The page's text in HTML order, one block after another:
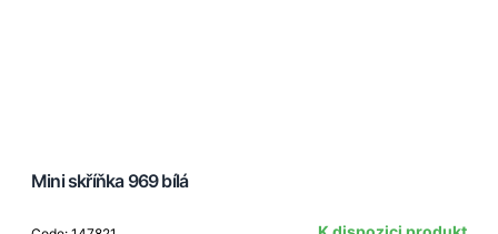
Mini skříňka 969 bílá